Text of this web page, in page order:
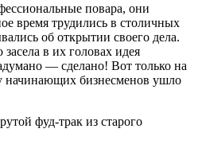
повара, они
время трудились в столичных
об открытии своего дела.
в их головах идея
— сделано! Вот только на
начинающих бизнесменов ушло